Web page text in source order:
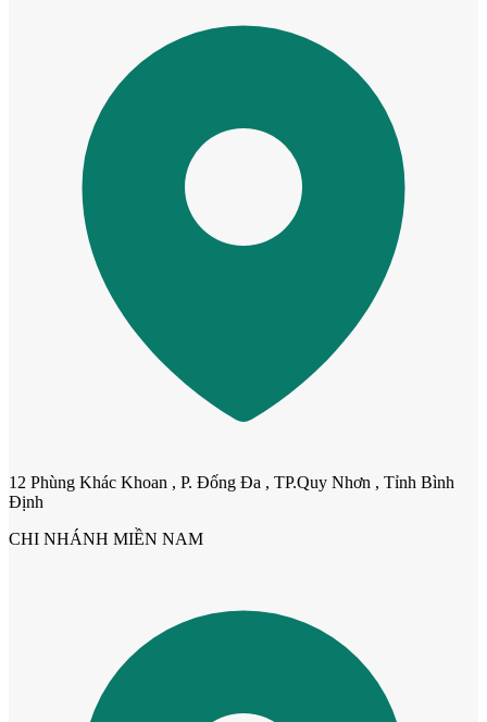
12 Phùng Khác Khoan , P. Đống Đa , TP.Quy Nhơn , Tỉnh Bình
Định
CHI NHÁNH MIỀN NAM